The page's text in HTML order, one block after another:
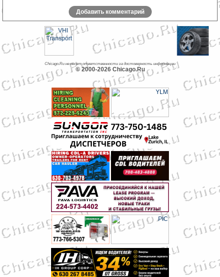
Добавить комментарий
Chicago.Ru не несет ответственности за достоверность информации
© 2000-2026 Chicago.Ru